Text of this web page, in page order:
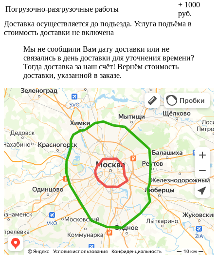
Погрузочно-разгрузочные работы
+ 1000
руб.
Доставка осуществляется до подъезда. Услуга подъёма в
стоимость доставки не включена
Мы не сообщили Вам дату доставки или не
связались в день доставки для уточнения времени?
Тогда доставка за наш счёт! Вернём стоимость
доставки, указанной в заказе.